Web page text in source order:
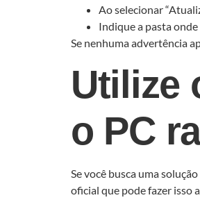
Ao selecionar
Indique a pasta
Se nenhuma advertência
Utilize
o PC
Se você busca uma
oficial que pode fazer isso